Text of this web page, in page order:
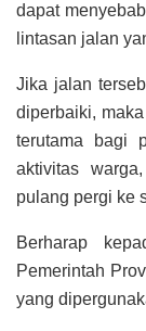
dapat
lintasan jalan
Jika jalan
diperbaiki,
terutama bagi
aktivitas
pulang pergi ke
Berharap
Pemerintah
yang